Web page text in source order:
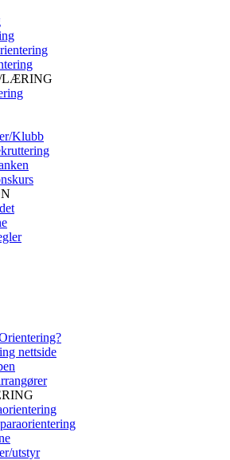
LÆRING
Klubb
nettside
utstyr